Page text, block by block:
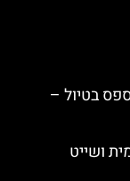
בטיול –
ושייט